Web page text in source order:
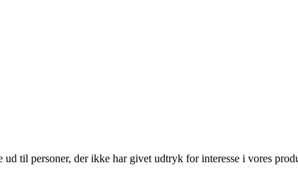
til personer, der ikke har givet udtryk for interesse i vores